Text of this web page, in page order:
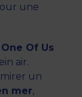
une
One Of Us
air.
un
mer,